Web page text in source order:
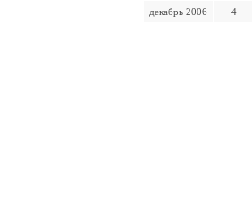
декабрь 2006 4